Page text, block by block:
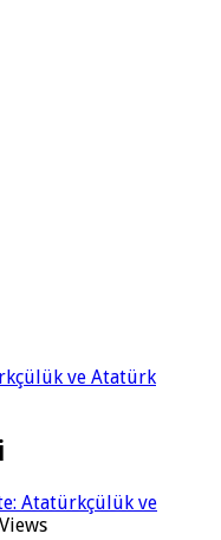
ve Atatürk
Atatürkçülük ve